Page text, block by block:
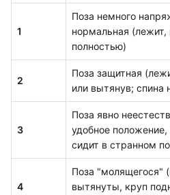
1
Поза немного
нормальная (лежит,
полностью)
2
Поза защитная
или вытянув; спина
3
Поза явно
удобное
сидит в странном
4
Поза "молящегося"
вытянуты, круп